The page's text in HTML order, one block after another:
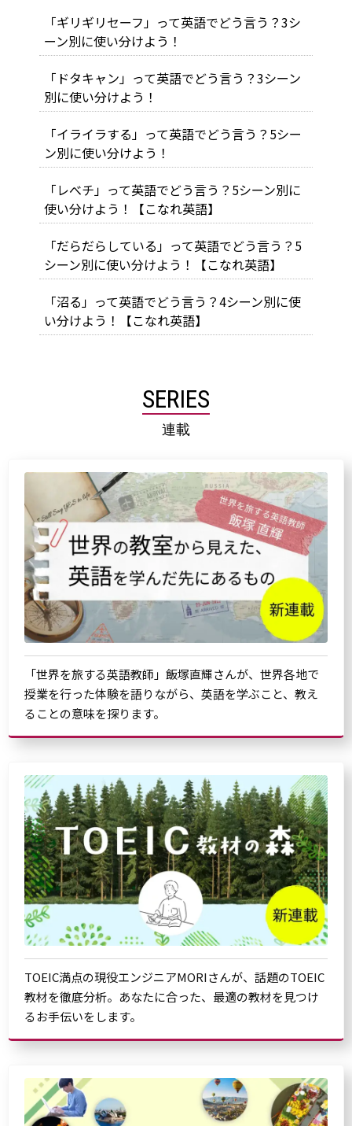
「ギリギリセーフ」って英語でどう言う？3シ
ーン別に使い分けよう！
「ドタキャン」って英語でどう言う？3シーン
別に使い分けよう！
「イライラする」って英語でどう言う？5シー
ン別に使い分けよう！
「レべチ」って英語でどう言う？5シーン別に
使い分けよう！【こなれ英語】
「だらだらしている」って英語でどう言う？5
シーン別に使い分けよう！【こなれ英語】
「沼る」って英語でどう言う？4シーン別に使
い分けよう！【こなれ英語】
SERIES
連載
「世界を旅する英語教師」飯塚直輝さんが、世界各地で
授業を行った体験を語りながら、英語を学ぶこと、教え
ることの意味を探ります。
TOEIC満点の現役エンジニアMORIさんが、話題のTOEIC
教材を徹底分析。あなたに合った、最適の教材を見つけ
るお手伝いをします。